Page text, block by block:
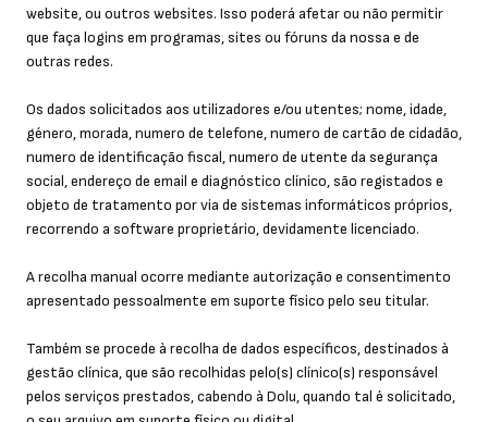
website, ou outros websites. Isso poderá afetar ou não permitir
que faça logins em programas, sites ou fóruns da nossa e de
outras redes.
Os dados solicitados aos utilizadores e/ou utentes; nome, idade,
género, morada, numero de telefone, numero de cartão de cidadão,
numero de identificação fiscal, numero de utente da segurança
social, endereço de email e diagnóstico clínico, são registados e
objeto de tratamento por via de sistemas informáticos próprios,
recorrendo a software proprietário, devidamente licenciado.
A recolha manual ocorre mediante autorização e consentimento
apresentado pessoalmente em suporte físico pelo seu titular.
Também se procede à recolha de dados específicos, destinados à
gestão clínica, que são recolhidas pelo(s) clínico(s) responsável
pelos serviços prestados, cabendo à Dolu, quando tal é solicitado,